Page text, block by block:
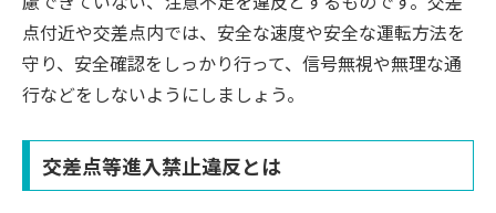
点付近や交差点内では、安全な速度や安全な運転方法を
守り、安全確認をしっかり行って、信号無視や無理な通
行などをしないようにしましょう。
交差点等進入禁止違反とは